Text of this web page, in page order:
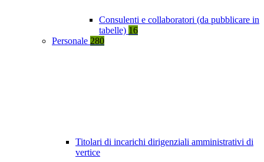
Consulenti e collaboratori (da pubblicare in
tabelle) 16
Personale 280
Titolari di incarichi dirigenziali amministrativi di
vertice